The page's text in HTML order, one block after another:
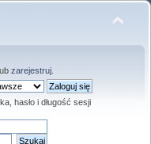
zarejestruj.
hasło i długość sesji